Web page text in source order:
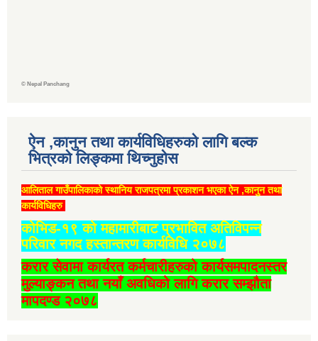
© Nepal Panchang
ऐन ,कानुन तथा कार्यविधिहरुको लागि बल्क
भित्रको लिङ्कमा थिच्‍नुहोस
आलिताल गाउँपालिकाको स्थानिय राजपत्रमा प्रकाशन भएका ऐन ,कानुन तथा
कार्यविधिहरु
कोभिड-१९ को महामारीबाट प्रभावित अतिविपन्न
परिवार नगद हस्तान्तरण कार्यविधि २०७८
करार सेवामा कार्यरत कर्मचारीहरुको कार्यसमपादनस्तर
मुल्याङ्कन तथा नयाँ अवधिको लागि करार सम्झौता
मापदण्ड २०७८